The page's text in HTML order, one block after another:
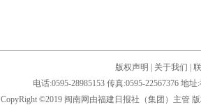
版权声明 关于我们
电话:0595-28985153 传真:0595-22567376 地
CopyRight ©2019 闽南网由福建日报社（集团）主管